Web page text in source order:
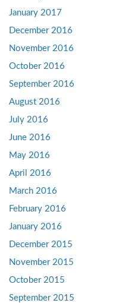
January 2017
December 2016
November 2016
October 2016
September 2016
August 2016
July 2016
June 2016
May 2016
April 2016
March 2016
February 2016
January 2016
December 2015
November 2015
October 2015
September 2015